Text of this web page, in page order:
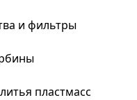
и фильтры
пластмасс